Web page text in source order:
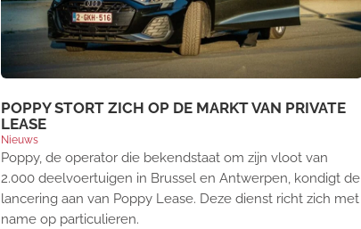
POPPY STORT ZICH OP DE MARKT VAN PRIVATE
LEASE
Nieuws
Poppy, de operator die bekendstaat om zijn vloot van
2.000 deelvoertuigen in Brussel en Antwerpen, kondigt de
lancering aan van Poppy Lease. Deze dienst richt zich met
name op particulieren.